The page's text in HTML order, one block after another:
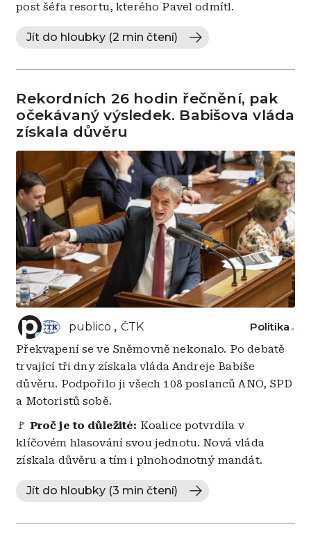
post šéfa resortu, kterého Pavel odmítl.
Jít do hloubky (2 min čtení)
Rekordních 26 hodin řečnění, pak
očekávaný výsledek. Babišova vláda
získala důvěru
publico ČTK Politika
Překvapení se ve Sněmovně nekonalo. Po debatě
trvající tři dny získala vláda Andreje Babiše
důvěru. Podpořilo ji všech 108 poslanců ANO, SPD
a Motoristů sobě.
🚩 Proč je to důležité: Koalice potvrdila v
klíčovém hlasování svou jednotu. Nová vláda
získala důvěru a tím i plnohodnotný mandát.
Jít do hloubky (3 min čtení)